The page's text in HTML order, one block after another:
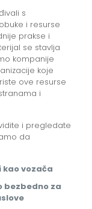
s
i resurse
prakse i
se stavlja
kompanije
koje
ove resurse
i
i pregledate
da
vozača
bezbedno za